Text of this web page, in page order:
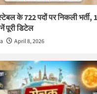
के 722 पदों पर निकली भर्ती,
डिटेल
April 8, 2026